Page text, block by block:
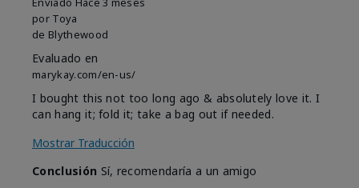
por Toya
de Blythewood
Evaluado en
marykay.com/en-us/
I bought this not too long ago & absolutely love it. I
can hang it; fold it; take a bag out if needed.
Mostrar Traducción
Conclusión Sí, recomendaría a un amigo